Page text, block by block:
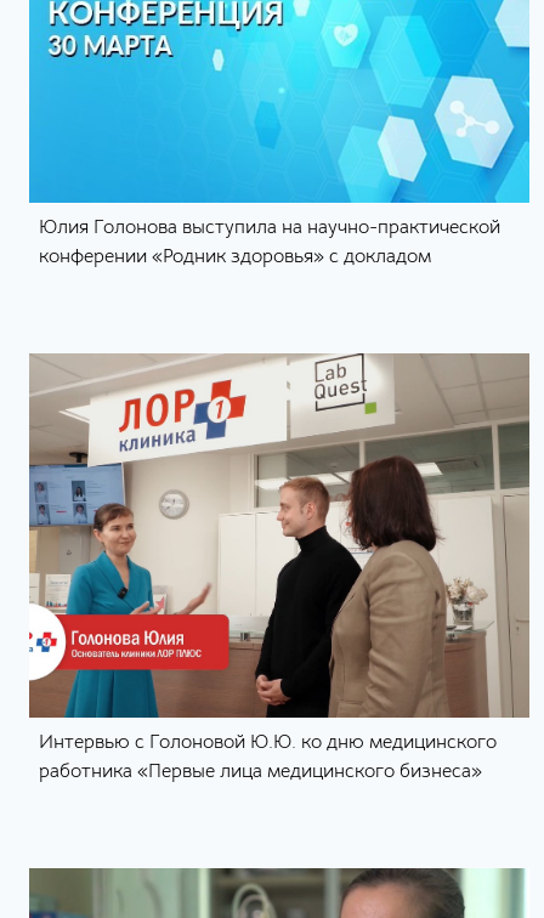
Юлия Голонова выступила на научно-практической
конферении «Родник здоровья» с докладом
Интервью с Голоновой Ю.Ю. ко дню медицинского
работника «Первые лица медицинского бизнеса»